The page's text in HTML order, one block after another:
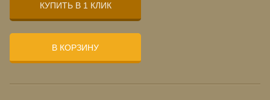
КУПИТЬ В 1 КЛИК
В КОРЗИНУ